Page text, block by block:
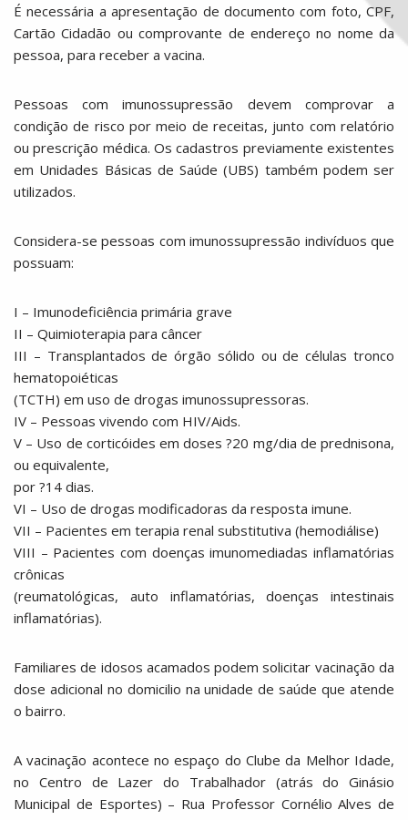
É necessária a apresentação de documento com foto, CPF,
Cartão Cidadão ou comprovante de endereço no nome da
pessoa, para receber a vacina.
Pessoas com imunossupressão devem comprovar a
condição de risco por meio de receitas, junto com relatório
ou prescrição médica. Os cadastros previamente existentes
em Unidades Básicas de Saúde (UBS) também podem ser
utilizados.
Considera-se pessoas com imunossupressão indivíduos que
possuam:
I – Imunodeficiência primária grave
II – Quimioterapia para câncer
III – Transplantados de órgão sólido ou de células tronco
hematopoiéticas
(TCTH) em uso de drogas imunossupressoras.
IV – Pessoas vivendo com HIV/Aids.
V – Uso de corticóides em doses ?20 mg/dia de prednisona,
ou equivalente,
por ?14 dias.
VI – Uso de drogas modificadoras da resposta imune.
VII – Pacientes em terapia renal substitutiva (hemodiálise)
VIII – Pacientes com doenças imunomediadas inflamatórias
crônicas
(reumatológicas, auto inflamatórias, doenças intestinais
inflamatórias).
Familiares de idosos acamados podem solicitar vacinação da
dose adicional no domicilio na unidade de saúde que atende
o bairro.
A vacinação acontece no espaço do Clube da Melhor Idade,
no Centro de Lazer do Trabalhador (atrás do Ginásio
Municipal de Esportes) – Rua Professor Cornélio Alves de